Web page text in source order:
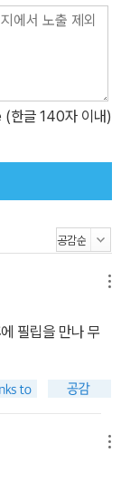
정을 지으며 그
랐기 때문이었다.
과는.
지만 할 말이 있
다. 아아, 이제 어
이 이토록 어이
했던 것은 드러난
를 과시하고 있었
잔해는 그렇게
어떻게 감춰야
좋아한다면 이
글 140자 이내)
필립을 만나 무